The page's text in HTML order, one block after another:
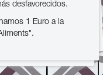
desfavorecidos.
1 Euro a la